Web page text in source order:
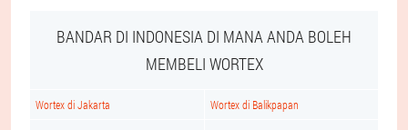
BANDAR DI INDONESIA DI MANA ANDA BOLEH
MEMBELI WORTEX
Wortex di Jakarta Wortex di Balikpapan